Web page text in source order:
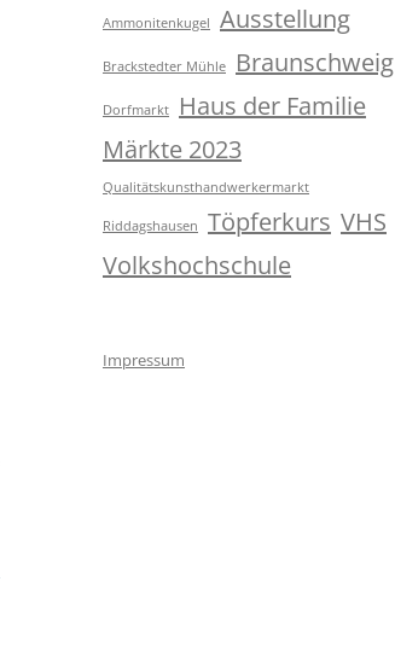
Ammonitenkugel Ausstellung
Brackstedter Mühle Braunschweig
Dorfmarkt
Haus der Familie
Märkte 2023
Qualitätskunsthandwerkermarkt
Riddagshausen Töpferkurs VHS
Volkshochschule
Impressum